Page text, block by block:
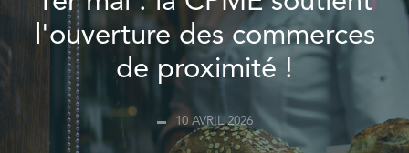
l'ouverture des commerces
de proximité !
10 AVRIL 2026